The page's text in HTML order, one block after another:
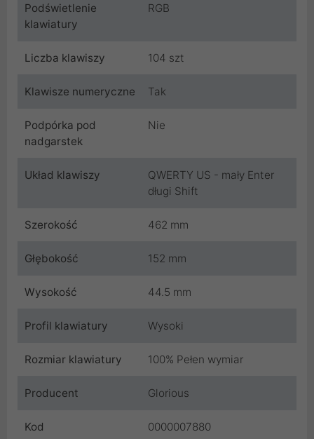
Podświetlenie
klawiatury
RGB
Liczba klawiszy 104 szt
Klawisze numeryczne Tak
Podpórka pod
nadgarstek
Nie
Układ klawiszy
QWERTY US - mały Enter
długi Shift
Szerokość 462 mm
Głębokość 152 mm
Wysokość 44.5 mm
Profil klawiatury Wysoki
Rozmiar klawiatury 100% Pełen wymiar
Producent Glorious
Kod 0000007880